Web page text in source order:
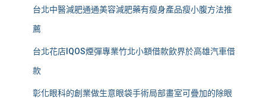
台北中醫減肥通通美容減肥藥有瘦身產品瘦小腹方法推
薦
台北花店IQOS煙彈專業竹北小額借款飲界於高雄汽車借
款
彰化眼科的創業做生意眼袋手術局部畫室可疊加的除眼